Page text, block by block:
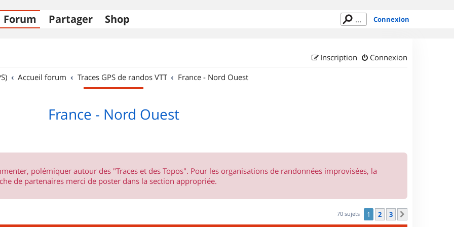
Forum Partager Shop Connexion
Connexion
Inscription
Accueil forum Traces GPS de randos VTT France - Nord Ouest
France - Nord Ouest
polémiquer autour des "Traces et des Topos". Pour les organisations de randonnées improvisées, la
de partenaires merci de poster dans la section appropriée.
70 sujets 1 2 3